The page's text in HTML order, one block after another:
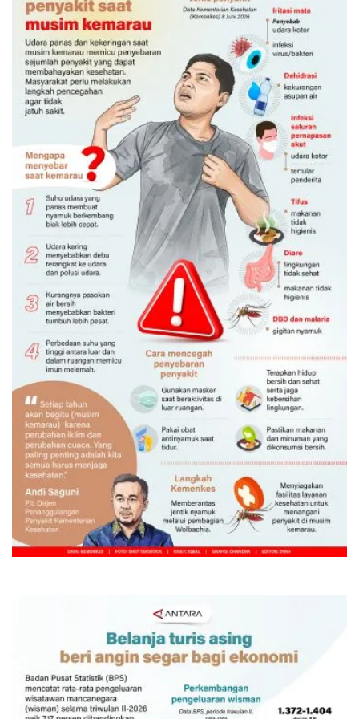
Waspadai penyakit saat musim
kemarau
18 jam lalu